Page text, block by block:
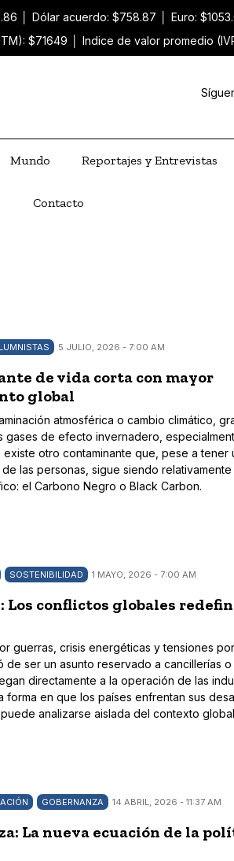
Dólar acuerdo: $758.87 Euro:
$71649
Indice de valor promedio
Mundo Reportajes y Entrevistas
Contacto
5 JULIO, 2026 - 7:00 AM
de vida corta con mayor
global
atmosférica o cambio climático,
de efecto invernadero,
otro contaminante que, pese a tener
las personas, sigue siendo relativamente
el Carbono Negro o Black Carbon.
SOSTENIBILIDAD 1 MAYO, 2026 - 7:00 AM
conflictos globales
guerras, crisis energéticas y tensiones por
ser un asunto reservado a cancillerías o
directamente a la operación de las
forma en que los países enfrentan sus
analizarse aislada del contexto
GOBERNANZA 14 ABRIL, 2026 - 11:37 AM
La nueva ecuación de la